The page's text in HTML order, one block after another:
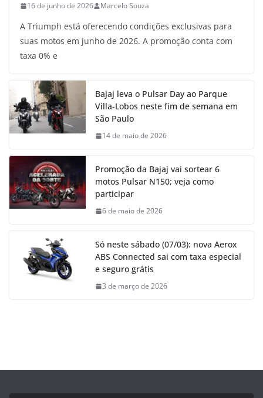
16 de junho de 2026 Marcelo Souza
A Triumph está oferecendo condições exclusivas para
suas motos em junho de 2026. A promoção conta com
taxa 0% e
Bajaj leva o Pulsar Day ao Parque
Villa-Lobos neste fim de semana em
São Paulo
14 de maio de 2026
Promoção da Bajaj vai sortear 6
motos Pulsar N150; veja como
participar
6 de maio de 2026
Só neste sábado (07/03): nova Aerox
ABS Connected sai com taxa especial
e seguro grátis
3 de março de 2026